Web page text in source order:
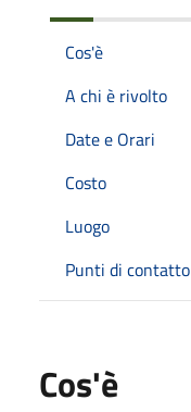
Cos'è
A chi è rivolto
Date e Orari
Costo
Luogo
Punti di contatto
Cos'è